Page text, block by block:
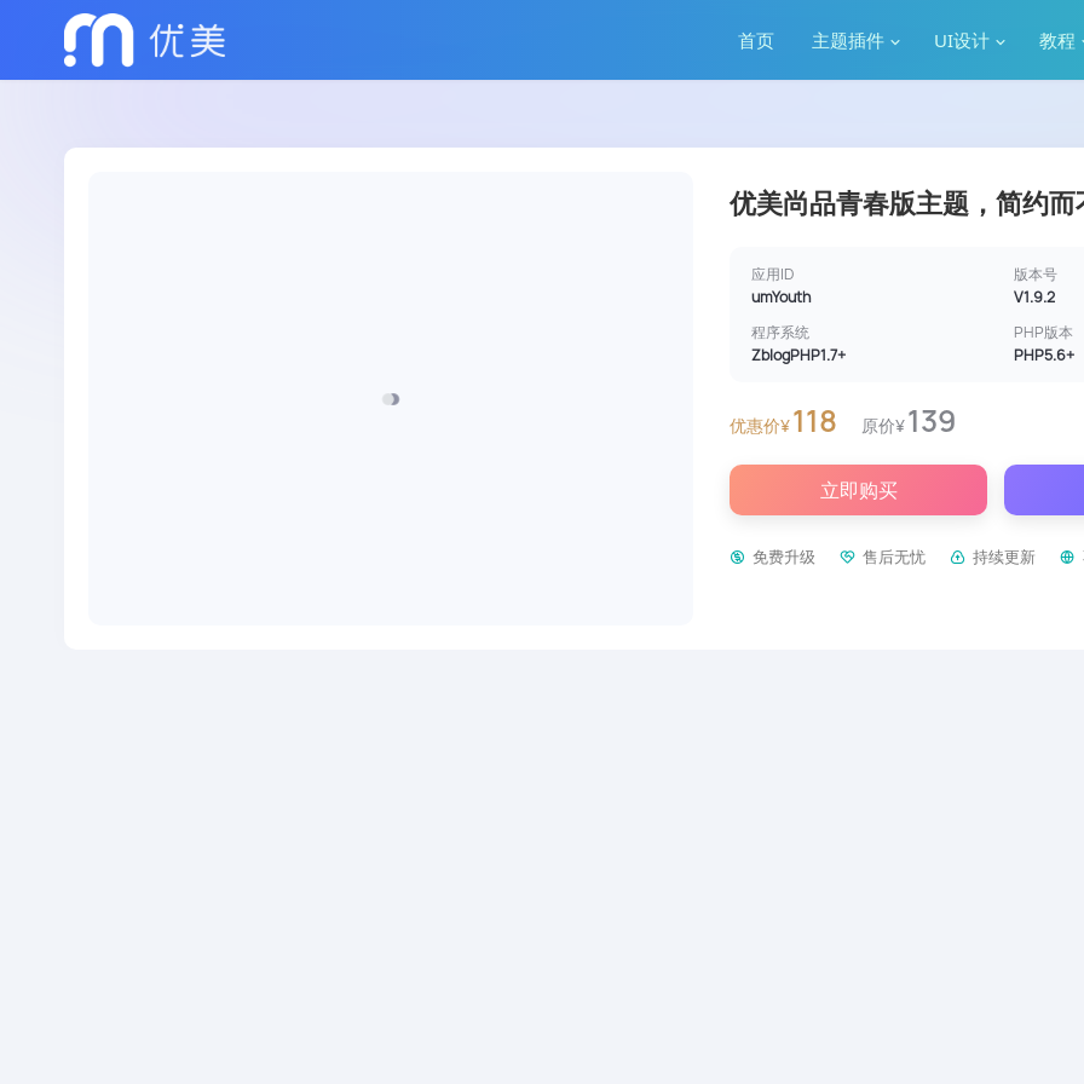
首页 主题插件 UI设计 教程
优美尚品青春版主题，简约而
应用ID
umYouth
版本号
V1.9.2
程序系统
ZblogPHP1.7+
PHP版本
PHP5.6+
优惠价¥118 原价¥139
立即购买
免费升级 售后无忧 持续更新